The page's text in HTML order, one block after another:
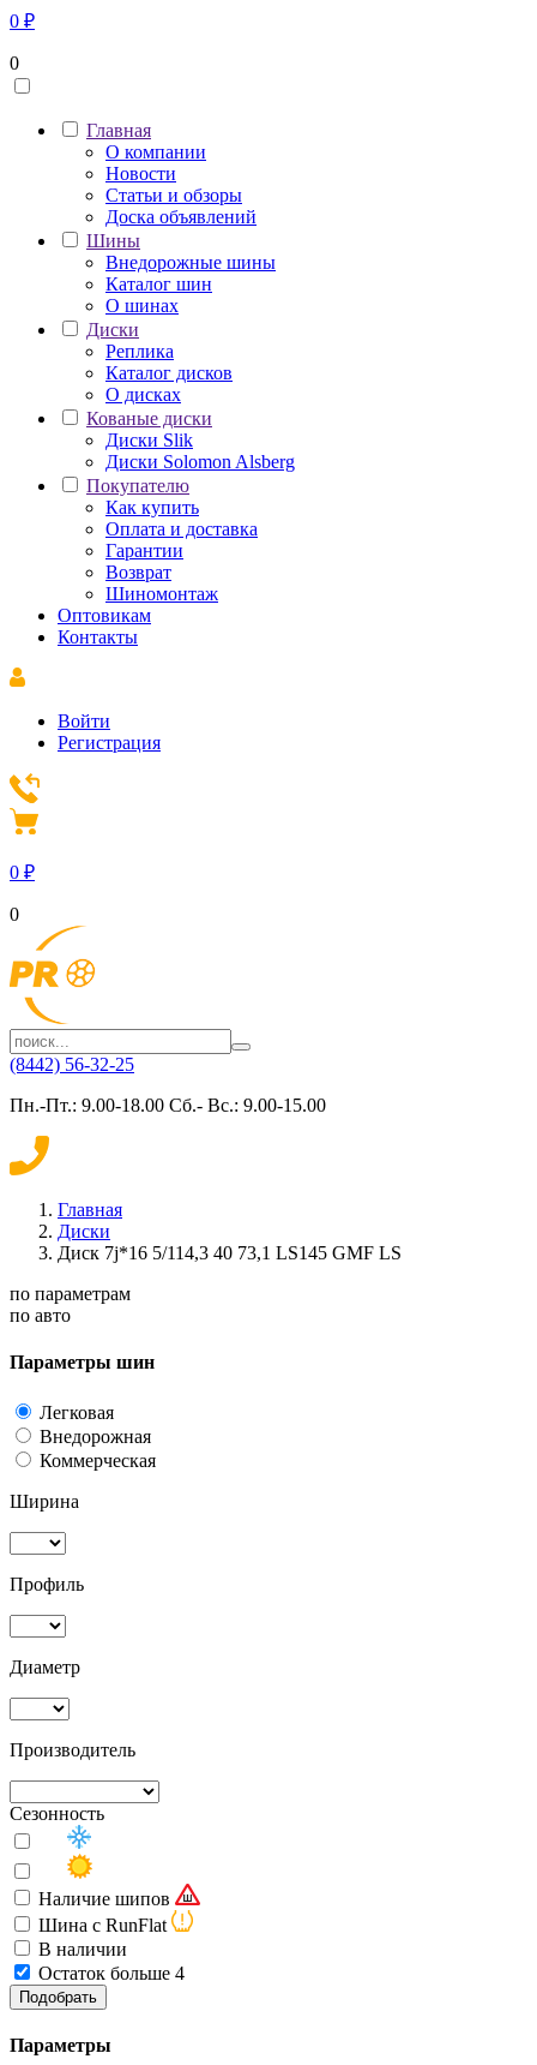
0 ₽
0
Главная
О компании
Новости
Статьи и обзоры
Доска объявлений
Шины
Внедорожные шины
Каталог шин
О шинах
Диски
Реплика
Каталог дисков
О дисках
Кованые диски
Диски Slik
Диски Solomon Alsberg
Покупателю
Как купить
Оплата и доставка
Гарантии
Возврат
Шиномонтаж
Оптовикам
Контакты
Войти
Регистрация
0 ₽
0
(8442) 56-32-25
Пн.-Пт.: 9.00-18.00 Сб.- Вс.: 9.00-15.00
Главная
Диски
Диск 7j*16 5/114,3 40 73,1 LS145 GMF LS
по параметрам
по авто
Параметры шин
Легковая
Внедорожная
Коммерческая
Ширина
Профиль
Диаметр
Производитель
Сезонность
Наличие шипов
Шина с RunFlat
В наличии
Остаток больше 4
Подобрать
Параметры